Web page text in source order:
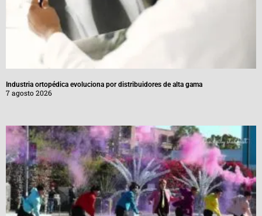
Industria ortopédica evoluciona por distribuidores de alta gama
7 agosto 2026